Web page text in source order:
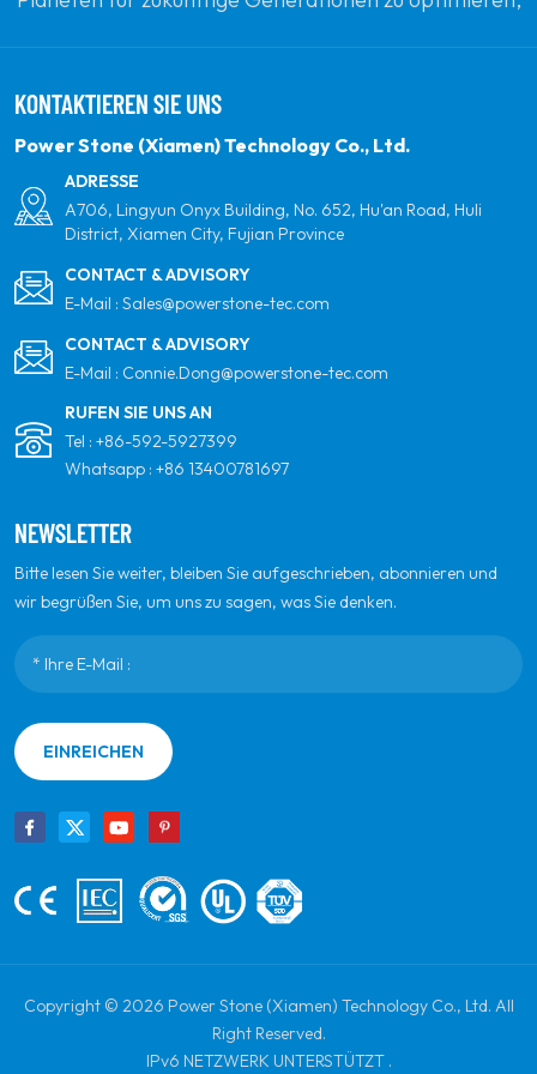
Energieprodukten und Ihrem vertrauenswürdigsten
globalen Partner für Qualität, Professionalität und
KONTAKTIEREN SIE UNS
Power Stone (Xiamen) Technology Co., Ltd.
ADRESSE
A706, Lingyun Onyx Building, No. 652, Hu'an Road, Huli
District, Xiamen City, Fujian Province
CONTACT & ADVISORY
E-Mail : Sales@powerstone-tec.com
CONTACT & ADVISORY
E-Mail : Connie.Dong@powerstone-tec.com
RUFEN SIE UNS AN
Tel : +86-592-5927399
Whatsapp : +86 13400781697
NEWSLETTER
Bitte lesen Sie weiter, bleiben Sie aufgeschrieben, abonnieren und
wir begrüßen Sie, um uns zu sagen, was Sie denken.
EINREICHEN
Copyright © 2026 Power Stone (Xiamen) Technology Co., Ltd. All
Right Reserved.
IPv6 NETZWERK UNTERSTÜTZT .